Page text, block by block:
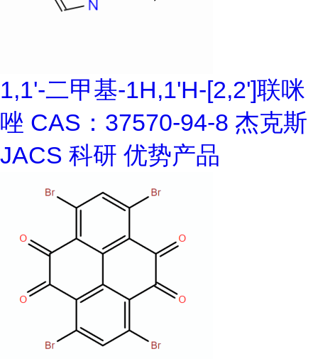
1,1'-二甲基-1H,1'H-[2,2']联咪
唑 CAS：37570-94-8 杰克斯
JACS 科研 优势产品